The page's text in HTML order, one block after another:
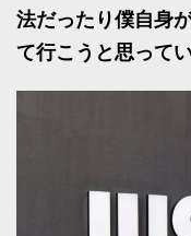
法だったり僕自身
て行こうと思ってい